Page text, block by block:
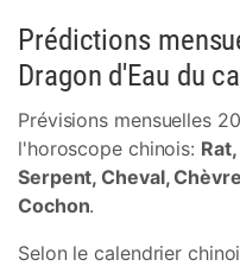
Prédictions
Dragon d'Eau du
Prévisions mensuelles
l'horoscope chinois:
Serpent, Cheval,
Cochon.
Selon le calendrier